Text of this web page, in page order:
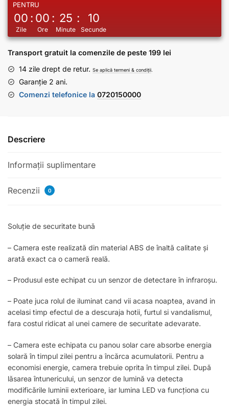
PENTRU
00
Zile
: 00
Ore
: 25
Minute
: 09
Secunde
Transport gratuit la comenzile de peste 199 lei
14 zile drept de retur. Se aplică termeni & condiții
Garanție 2 ani.
Comenzi telefonice la 0720150000
Descriere
Informații suplimentare
Recenzii 0
Soluție de securitate bună
– Camera este realizată din material ABS de înaltă calitate și
arată exact ca o cameră reală.
– Produsul este echipat cu un senzor de detectare în infraroșu.
– Poate juca rolul de iluminat cand vii acasa noaptea, avand in
acelasi timp efectul de a descuraja hotii, furtul si vandalismul,
fara costul ridicat al unei camere de securitate adevarate.
– Camera este echipata cu panou solar care absorbe energia
solară în timpul zilei pentru a încărca acumulatorii. Pentru a
economisi energie, camera trebuie oprita în timpul zilei. După
lăsarea întunericului, un senzor de lumină va detecta
modificările luminii exterioare, iar lumina LED va funcționa cu
energia stocată în timpul zilei.